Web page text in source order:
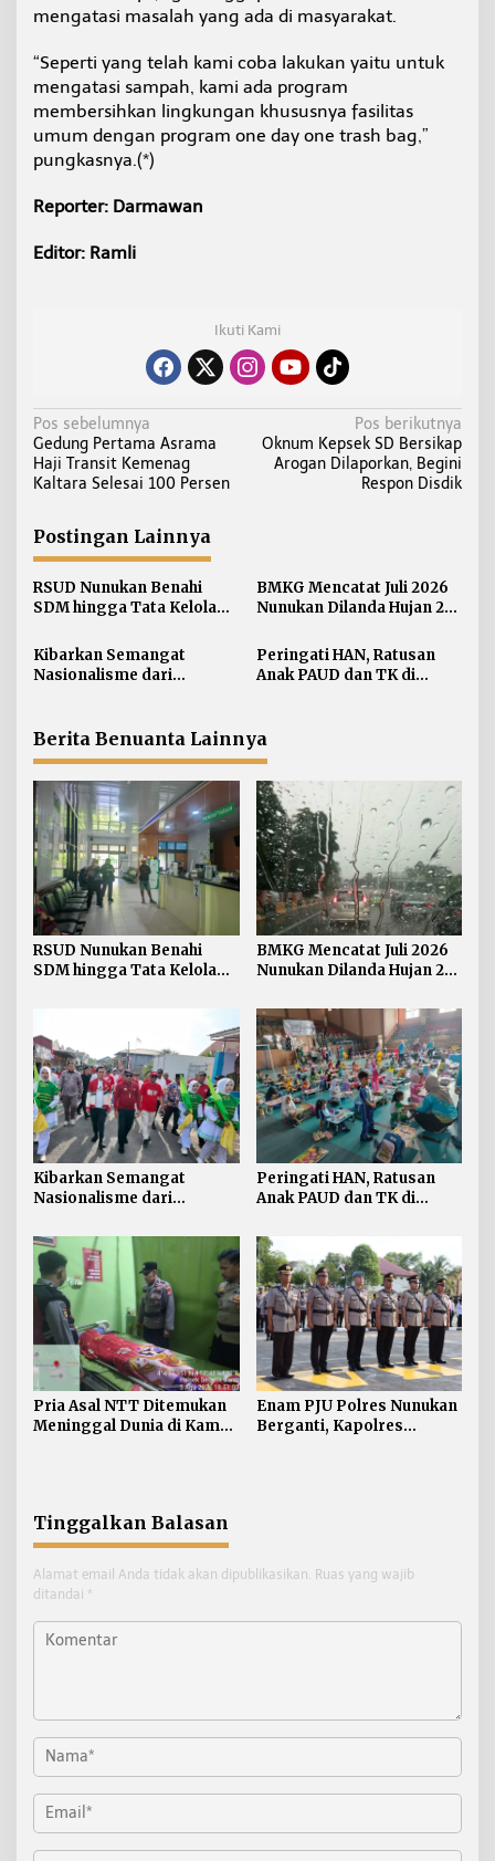
mengatasi masalah yang ada di masyarakat.
“Seperti yang telah kami coba lakukan yaitu untuk
mengatasi sampah, kami ada program
membersihkan lingkungan khususnya fasilitas
umum dengan program one day one trash bag,”
pungkasnya.(*)
Reporter: Darmawan
Editor: Ramli
Ikuti Kami
N
a
v
g
a
s
i
p
o
Pos sebelumnya
Gedung Pertama Asrama
Haji Transit Kemenag
Kaltara Selesai 100 Persen
Pos berikutnya
Oknum Kepsek SD Bersikap
Arogan Dilaporkan, Begini
Respon Disdik
Postingan Lainnya
RSUD Nunukan Benahi
SDM hingga Tata Kelola
BMKG Mencatat Juli 2026
Nunukan Dilanda Hujan 23
Kibarkan Semangat
Nasionalisme dari
Dibentangkan di Sebatik
Peringati HAN, Ratusan
Anak PAUD dan TK di
Mewarnai
Berita Benuanta Lainnya
RSUD Nunukan Benahi
SDM hingga Tata Kelola
BMKG Mencatat Juli 2026
Nunukan Dilanda Hujan 23
Kibarkan Semangat
Nasionalisme dari
Merah Putih 81 Meter
Dibentangkan di Sebatik
Peringati HAN, Ratusan
Anak PAUD dan TK di
Lomba Menggambar dan
Mewarnai
Pria Asal NTT Ditemukan
Meninggal Dunia di Kamar
Enam PJU Polres Nunukan
Berganti, Kapolres
Tinggalkan Balasan
Alamat email Anda tidak akan dipublikasikan. Ruas yang wajib
ditandai *